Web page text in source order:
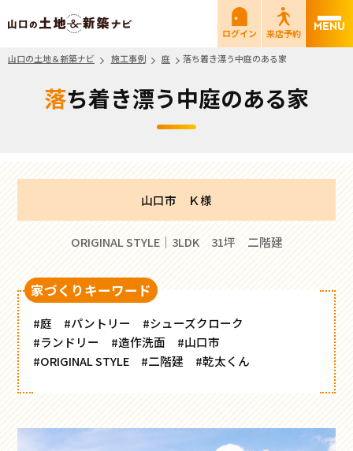
山口の土地＆新築ナビ
ログイン
来店予約
山口の土地＆新築ナビ
施工事例 庭 落ち着き漂う中庭のある家
落ち着き漂う中庭のある家
山口市 Ｋ様
ORIGINAL STYLE｜3LDK 31坪 二階建
家づくりキーワード
#庭 #パントリー
#シューズクローク
#ランドリー
#造作洗面
#山口市
#ORIGINAL STYLE
#二階建 #乾太くん